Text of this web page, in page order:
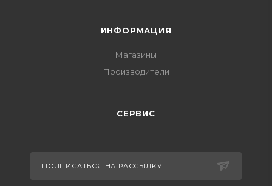
ИНФОРМАЦИЯ
Магазины
Производители
СЕРВИС
ПОДПИСАТЬСЯ НА РАССЫЛКУ